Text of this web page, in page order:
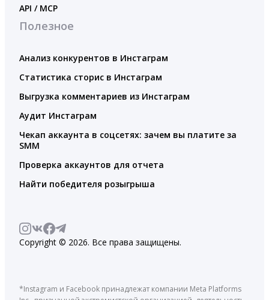
API / MCP
Полезное
Анализ конкурентов в Инстаграм
Статистика сторис в Инстаграм
Выгрузка комментариев из Инстаграм
Аудит Инстаграм
Чекап аккаунта в соцсетях: зачем вы платите за
SMM
Проверка аккаунтов для отчета
Найти победителя розыгрыша
Copyright © 2026. Все права защищены.
*Instagram и Facebook принадлежат компании Meta Platforms